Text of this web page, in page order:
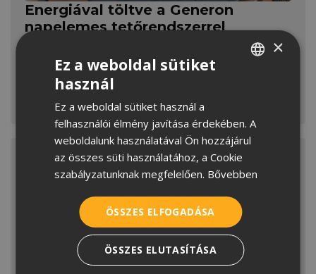
Energiával töltve a Generon
napelemes tetőrendszerrel
A megújuló energiaforrások elterjedésével az
energiatárolás és -elosztás már nem csupán
technikai kérdés. A Generon napelemes
tetőrendszer kompromisszummentes, esztétikus
megoldást kínál az ellátásbiztonság növelésére.
MEGNÉZEM
SERBIAN
×
Ez a weboldal sütiket
használ
Ez a weboldal sütiket használ a
felhasználói élmény javítása érdekében. A
weboldalunk használatával Ön hozzájárul
az összes süti használatához, a Cookie
szabályzatunknak megfelelően. Bővebben
ÖSSZES ELFOGADÁSA
ÖSSZES ELUTASÍTÁSA